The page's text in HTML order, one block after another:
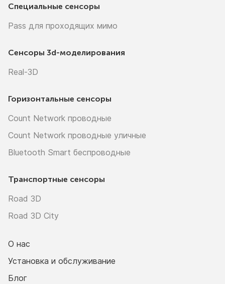
Специальные сенсоры
Pass для проходящих мимо
Сенсоры 3d-моделирования
Real-3D
Горизонтальные сенсоры
Count Network проводные
Count Network проводные уличные
Bluetooth Smart беспроводные
Транспортные сенсоры
Road 3D
Road 3D City
О нас
Установка и обслуживание
Блог